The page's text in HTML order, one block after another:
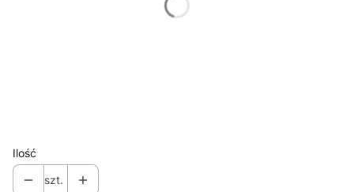
CICHY DOMYK , DOMYKACZ DRZWI PRZESUWNYCH
Ilość
szt.